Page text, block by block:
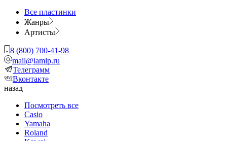
Все пластинки
Жанры
Артисты
8 (800) 700-41-98
mail@iamlp.ru
Телеграмм
Вконтакте
назад
Посмотреть все
Casio
Yamaha
Roland